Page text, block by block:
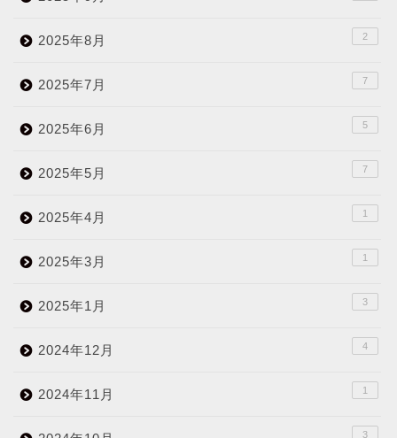
2025年8月 2
2025年7月 7
2025年6月 5
2025年5月 7
2025年4月 1
2025年3月 1
2025年1月 3
2024年12月 4
2024年11月 1
3